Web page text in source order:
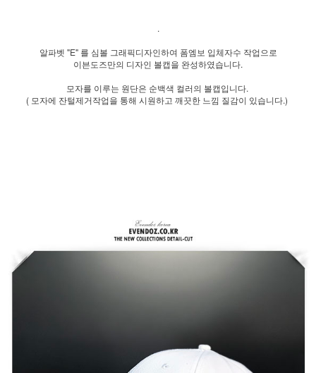
.
알파벳 "E" 를 심볼 그래픽디자인하여 폼엠보 입체자수 작업으로
이븐도즈만의 디자인 볼캡을 완성하였습니다.
모자를 이루는 원단은 순백색 컬러의 볼캡입니다.
( 모자에 잔털제거작업을 통해 시원하고 깨끗한 느낌 질감이 있습니다.)